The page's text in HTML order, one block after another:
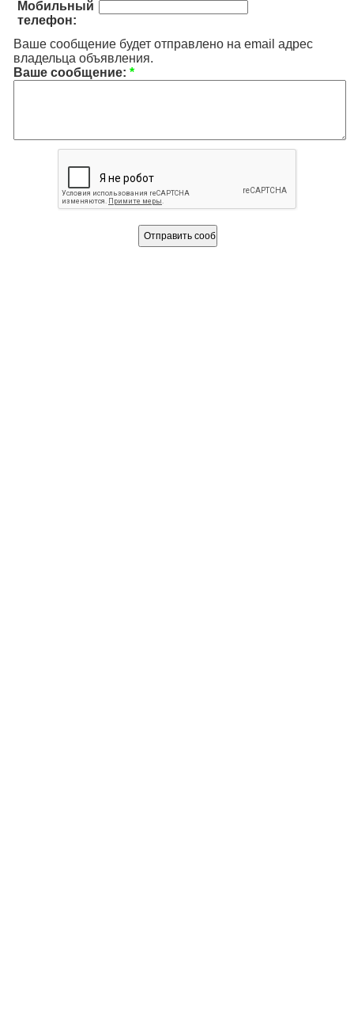
Мобильный
телефон:
Ваше сообщение будет отправлено на email адрес
владельца объявления.
Ваше сообщение: *